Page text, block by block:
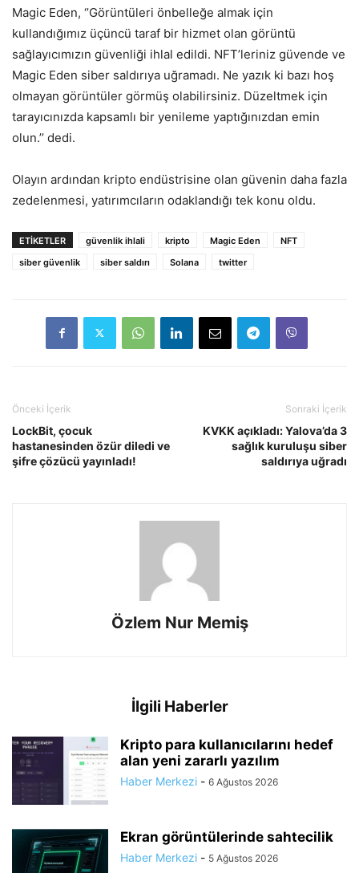
Magic Eden, ‘’Görüntüleri önbelleğe almak için
kullandığımız üçüncü taraf bir hizmet olan görüntü
sağlayıcımızın güvenliği ihlal edildi. NFT’leriniz güvende ve
Magic Eden siber saldırıya uğramadı. Ne yazık ki bazı hoş
olmayan görüntüler görmüş olabilirsiniz. Düzeltmek için
tarayıcınızda kapsamlı bir yenileme yaptığınızdan emin
olun.’’ dedi.
Olayın ardından kripto endüstrisine olan güvenin daha fazla
zedelenmesi, yatırımcıların odaklandığı tek konu oldu.
ETIKETLER güvenlik ihlali kripto Magic Eden
NFT
siber güvenlik
siber saldırı Solana twitter
Önceki İçerik
LockBit, çocuk
hastanesinden özür diledi ve
şifre çözücü yayınladı!
Sonraki İçerik
KVKK açıkladı: Yalova’da 3
sağlık kuruluşu siber
saldırıya uğradı
Özlem Nur Memiş
İlgili Haberler
Kripto para kullanıcılarını hedef
alan yeni zararlı yazılım
Haber Merkezi - 6 Ağustos 2026
Ekran görüntülerinde sahtecilik
Haber Merkezi - 5 Ağustos 2026